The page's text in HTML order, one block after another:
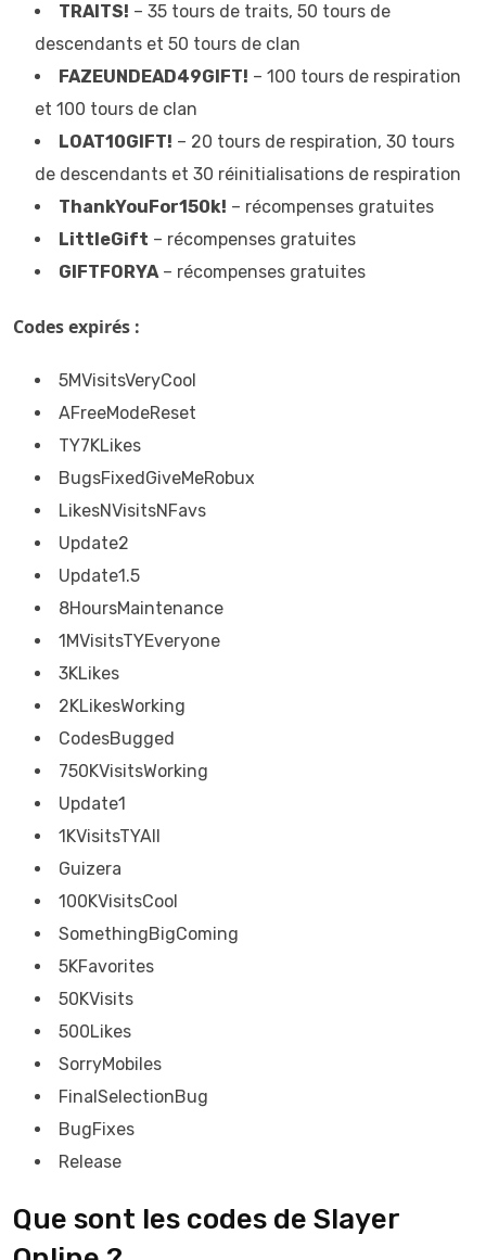
TRAITS! – 35 tours de traits, 50 tours de
descendants et 50 tours de clan
FAZEUNDEAD49GIFT! – 100 tours de respiration
et 100 tours de clan
LOAT10GIFT! – 20 tours de respiration, 30 tours
de descendants et 30 réinitialisations de respiration
ThankYouFor150k! – récompenses gratuites
LittleGift – récompenses gratuites
GIFTFORYA– récompenses gratuites
Codes expirés :
5MVisitsVeryCool
AFreeModeReset
TY7KLikes
BugsFixedGiveMeRobux
LikesNVisitsNFavs
Update2
Update1.5
8HoursMaintenance
1MVisitsTYEveryone
3KLikes
2KLikesWorking
CodesBugged
750KVisitsWorking
Update1
1KVisitsTYAll
Guizera
100KVisitsCool
SomethingBigComing
5KFavorites
50KVisits
500Likes
SorryMobiles
FinalSelectionBug
BugFixes
Release
Que sont les codes de Slayer